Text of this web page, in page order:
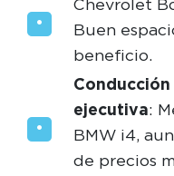
Chevrolet
Buen
beneficio.
ejecutiva:
BMW i4,
de precios